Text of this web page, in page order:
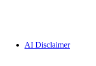
AI Disclaimer